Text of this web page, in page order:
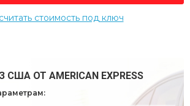
стоимость под ключ
США ОТ AMERICAN EXPRESS